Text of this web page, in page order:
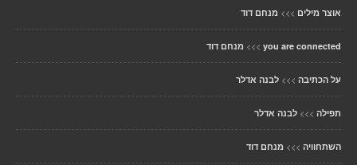
אוצר מילים >>> מנחם דוד
you are connected
>>> מנחם דוד
על הכתיבה >>> לבנה אדלר
תפילה >>> לבנה אדלר
השתחוויה >>> מנחם דוד